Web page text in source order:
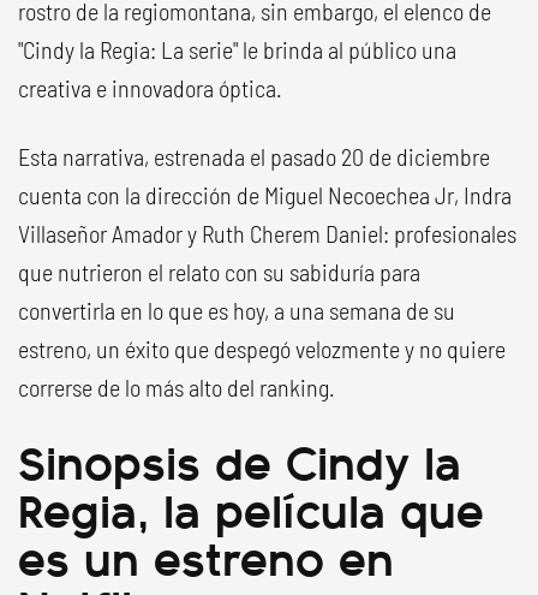
rostro de la regiomontana, sin embargo, el elenco de
"Cindy la Regia: La serie" le brinda al público una
creativa e innovadora óptica.
Esta narrativa, estrenada el pasado 20 de diciembre
cuenta con la dirección de Miguel Necoechea Jr, Indra
Villaseñor Amador y Ruth Cherem Daniel: profesionales
que nutrieron el relato con su sabiduría para
convertirla en lo que es hoy, a una semana de su
estreno, un éxito que despegó velozmente y no quiere
correrse de lo más alto del ranking.
Sinopsis de Cindy la
Regia, la película que
es un estreno en